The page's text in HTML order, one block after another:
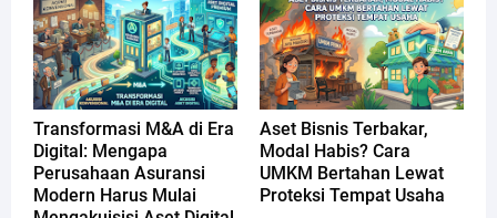
Transformasi M&A di Era
Digital: Mengapa
Perusahaan Asuransi
Modern Harus Mulai
Aset Bisnis Terbakar,
Modal Habis? Cara
UMKM Bertahan Lewat
Proteksi Tempat Usaha